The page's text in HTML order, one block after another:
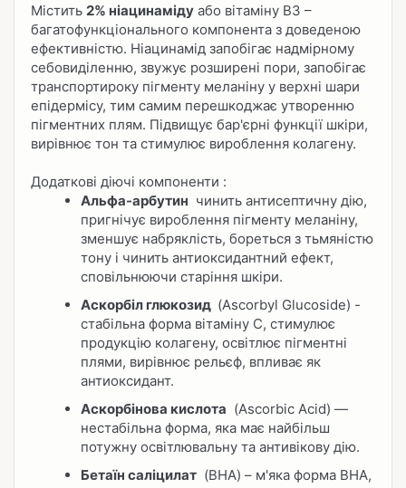
Містить 2% ніацинаміду або вітаміну B3 –
багатофункціонального компонента з доведеною
ефективністю. Ніацинамід запобігає надмірному
себовиділенню, звужує розширені пори, запобігає
транспортироку пігменту меланіну у верхні шари
епідермісу, тим самим перешкоджає утворенню
пігментних плям. Підвищує бар'єрні функції шкіри,
вирівнює тон та стимулює вироблення колагену.
Додаткові діючі компоненти :
Альфа-арбутин чинить антисептичну дію,
пригнічує вироблення пігменту меланіну,
зменшує набряклість, бореться з тьмяністю
тону і чинить антиоксидантний ефект,
сповільнюючи старіння шкіри.
Аскорбіл глюкозид (Ascorbyl Glucoside) -
стабільна форма вітаміну С, стимулює
продукцію колагену, освітлює пігментні
плями, вирівнює рельєф, впливає як
антиоксидант.
Аскорбінова кислота (Ascorbic Acid) —
нестабільна форма, яка має найбільш
потужну освітлювальну та антивікову дію.
Бетаїн саліцилат (BHA) – м'яка форма BHA,